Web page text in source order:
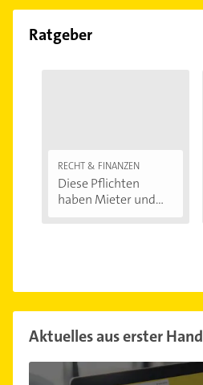
Ratgeber
RECHT & FINANZEN
Diese Pflichten
haben Mieter und...
Aktuelles aus erster Hand